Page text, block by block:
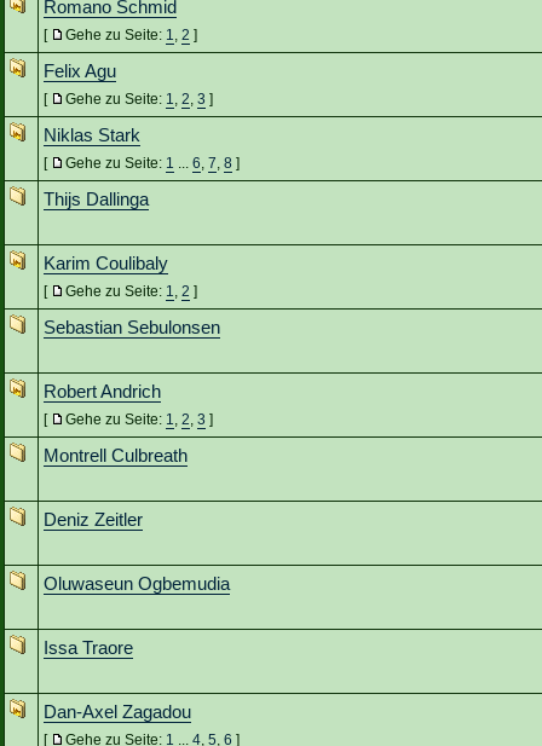
Romano Schmid
[ Gehe zu Seite: 1, 2 ]
Felix Agu
[ Gehe zu Seite: 1, 2, 3 ]
Niklas Stark
[ Gehe zu Seite: 1 ... 6, 7, 8 ]
Thijs Dallinga
Karim Coulibaly
[ Gehe zu Seite: 1, 2 ]
Sebastian Sebulonsen
Robert Andrich
[ Gehe zu Seite: 1, 2, 3 ]
Montrell Culbreath
Deniz Zeitler
Oluwaseun Ogbemudia
Issa Traore
Dan-Axel Zagadou
[ Gehe zu Seite: 1 ... 4, 5, 6 ]